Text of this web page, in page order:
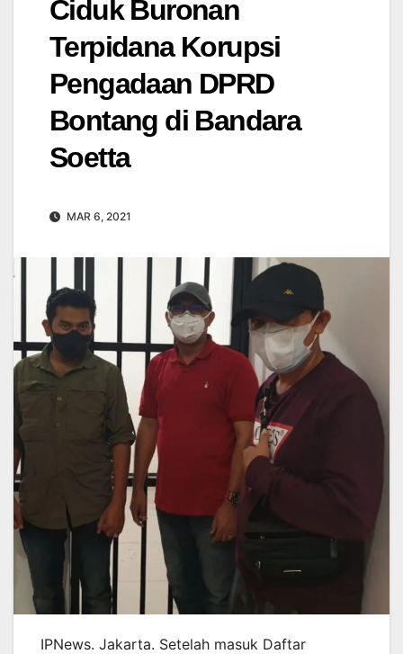
Ciduk Buronan
Terpidana Korupsi
Pengadaan DPRD
Bontang di Bandara
Soetta
MAR 6, 2021
IPNews. Jakarta. Setelah masuk Daftar